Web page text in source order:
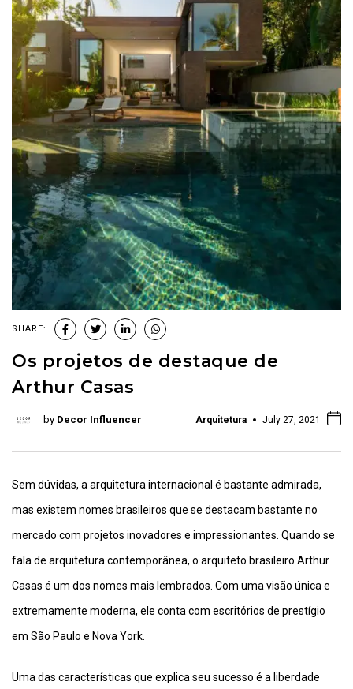
SHARE:
Os projetos de destaque de
Arthur Casas
by Decor Influencer Arquitetura July 27, 2021
Sem dúvidas, a arquitetura internacional é bastante admirada,
mas existem nomes brasileiros que se destacam bastante no
mercado com projetos inovadores e impressionantes. Quando se
fala de arquitetura contemporânea, o arquiteto brasileiro Arthur
Casas é um dos nomes mais lembrados. Com uma visão única e
extremamente moderna, ele conta com escritórios de prestígio
em São Paulo e Nova York.
Uma das características que explica seu sucesso é a liberdade